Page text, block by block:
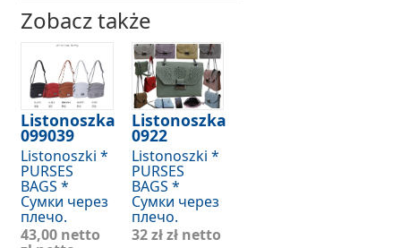
Zobacz także
Listonoszka
099039
Listonoszki *
PURSES
BAGS *
Сумки через
плечо.
43,00 netto
Listonoszka
0922
Listonoszki *
PURSES
BAGS *
Сумки через
плечо.
32 złzł netto